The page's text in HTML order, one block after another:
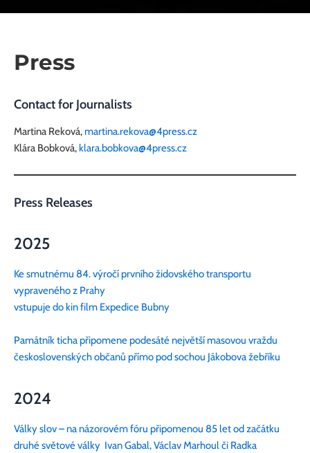
Press
Contact for Journalists
Martina Reková,martina.rekova@4press.cz
Klára Bobková,klara.bobkova@4press.cz
Press Releases
2025
Ke smutnému 84. výročí prvního židovského transportu
vypraveného z Prahy
vstupuje do kin film Expedice Bubny
Památník ticha připomene podesáté největší masovou vraždu
československých občanů přímo pod sochou Jákobova žebříku
2024
Války slov – na názorovém fóru připomenou 85 let od začátku
druhé světové války Ivan Gabal, Václav Marhoul či Radka